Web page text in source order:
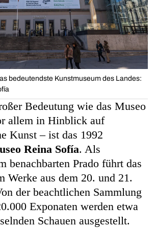
bedeutendste Kunstmuseum des Landes:
Bedeutung wie das Museo
allem in Hinblick auf
Kunst – ist das 1992
Reina Sofía. Als
benachbarten Prado führt das
Werke aus dem 20. und 21.
der beachtlichen Sammlung
Exponaten werden etwa
Schauen ausgestellt.